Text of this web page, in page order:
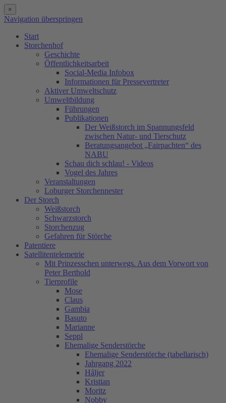
×
Navigation überspringen
Start
Storchenhof
Geschichte
Öffentlichkeitsarbeit
Social-Media Infobox
Informationen für Pressevertreter
Aktiver Umweltschutz
Umweltbildung
Führungen
Publikationen
Der Weißstorch im Spannungsfeld
zwischen Natur- und Tierschutz
Beratungsangebot „Fairpachten“ des
NABU
Schau dich schlau! - Videos
Vogel des Jahres
Veranstaltungen
Loburger Storchennester
Der Storch
Weißstorch
Schwarzstorch
Storchenzug
Gefahren für Störche
Patentiere
Satellitentelemetrie
Mit Prinzesschen unterwegs. Aus dem Vorwort von
Peter Berthold
Tierprofile
Mose
Claus
Gambia
Basuto
Marianne
Seppl
Ehemalige Senderstörche
Ehemalige Senderstörche (tabellarisch)
Jahrgang 2022
Håljer
Kristian
Moritz
Nobby